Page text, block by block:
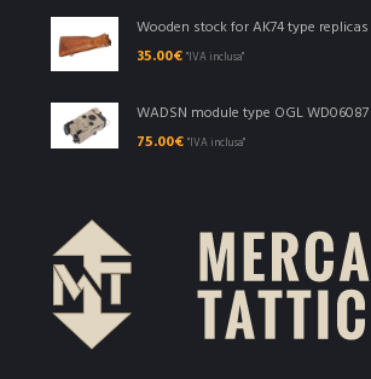
Wooden stock for AK74 type replicas
35.00€ "IVA inclusa"
WADSN module type OGL WD06087
75.00€ "IVA inclusa"